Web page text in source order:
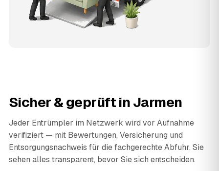
Sicher & geprüft inJarmen
Jeder Entrümpler im Netzwerk wird vor Aufnahme
verifiziert — mit Bewertungen, Versicherung und
Entsorgungsnachweis für die fachgerechte Abfuhr. Sie
sehen alles transparent, bevor Sie sich entscheiden.